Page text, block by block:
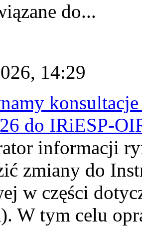
do...
14:29
do IRiESP-
informacji
zmiany do
w części
W tym celu